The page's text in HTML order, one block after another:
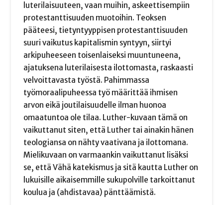
luterilaisuuteen, vaan muihin, askeettisempiin
protestanttisuuden muotoihin. Teoksen
pääteesi, tietyntyyppisen protestanttisuuden
suuri vaikutus kapitalismin syntyyn, siirtyi
arkipuheeseen toisenlaiseksi muuntuneena,
ajatuksena luterilaisesta ilottomasta, raskaasti
velvoittavasta työstä. Pahimmassa
työmoraalipuheessa työ määrittää ihmisen
arvon eikä joutilaisuudelle ilman huonoa
omaatuntoa ole tilaa. Luther-kuvaan tämä on
vaikuttanut siten, että Luther tai ainakin hänen
teologiansa on nähty vaativana ja ilottomana.
Mielikuvaan on varmaankin vaikuttanut lisäksi
se, että Vähä katekismus ja sitä kautta Luther on
lukuisille aikaisemmille sukupolville tarkoittanut
koulua ja (ahdistavaa) pänttäämistä.